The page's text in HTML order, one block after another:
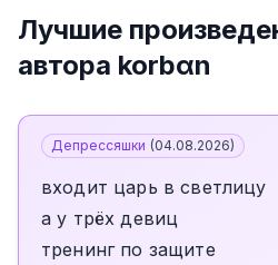
Лучшие
автора korbαn
Депрессяшки (04.08.2026)
входит царь в светлицу
а у трёх девиц
тренинг по защите